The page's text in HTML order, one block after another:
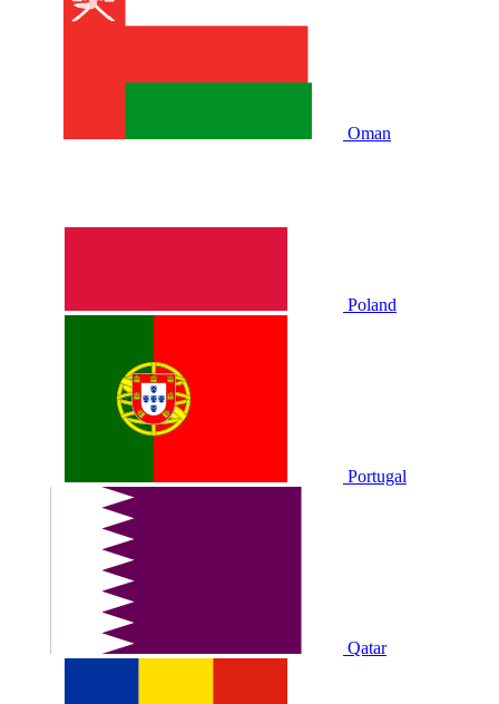
Oman
Poland
Portugal
Qatar